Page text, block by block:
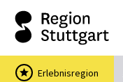
Erlebnisregion